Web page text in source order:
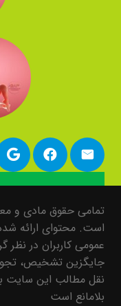
تمامی حقوق مادی و
است. محتوای ارائه
عمومی کاربران در
جایگزین تشخیص،
نقل مطالب این سایت
بلامانع است